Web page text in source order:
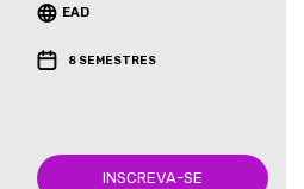
EAD
8 SEMESTRES
INSCREVA-SE